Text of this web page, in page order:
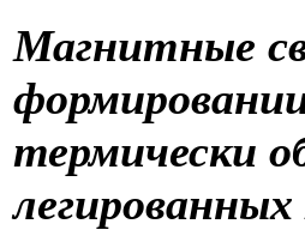
Магнитные
термически